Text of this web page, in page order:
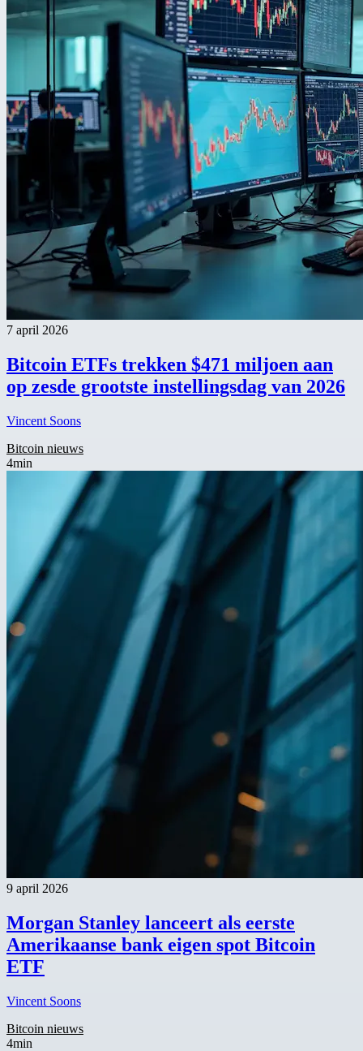
7 april 2026
Bitcoin ETFs trekken $471 miljoen aan
op zesde grootste instellingsdag van 2026
Vincent Soons
Bitcoin nieuws
4min
9 april 2026
Morgan Stanley lanceert als eerste
Amerikaanse bank eigen spot Bitcoin
ETF
Vincent Soons
Bitcoin nieuws
4min